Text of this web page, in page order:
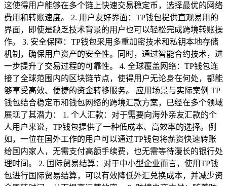
这使得用户能够在多个链上快速交易稳定币，选择最优的网络
费用和转账速度。 2. 用户友好界面：TP钱包提供直观易用的
界面，即使是缺乏技术背景的用户也可以轻松完成跨境转账操
作。 3. 安全保障：TP钱包采用多重加密技术和私钥本地存储
机制，确保用户资产的安全性。同时，通过智能合约技术，进
一步提升了交易过程的可靠性。 4. 全球覆盖网络：TP钱包连
接了全球范围内的区块链节点，使得用户无论身在何处，都能
够享受高效、便捷的资金转移服务。 应用场景与实际案例 TP
钱包结合稳定币和钱包网络的跨境汇款方案，已经在多个领域
展现了其潜力： 1. 个人汇款：对于需要向海外亲友汇款的个
人用户来说，TP钱包提供了一种低成本、高效率的选择。例
如，一位在国外工作的用户可以通过TP钱包将薪资快速转账
给国内家人，无需支付高额手续费，也无需等待漫长的银行处
理时间。 2. 国际贸易结算：对于中小型企业而言，使用TP钱
包进行国际贸易结算，可以有效降低外汇兑换成本，并减少资